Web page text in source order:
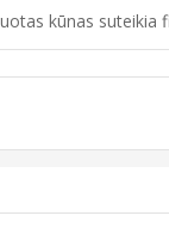
kūnas suteikia